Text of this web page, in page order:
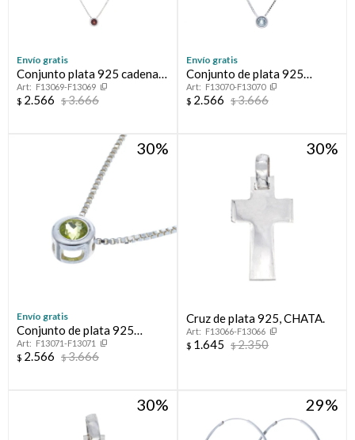
Envío gratis
Conjunto plata 925 cadena y
punto de luz GRANATE
F13069-F13069
$ 2.566 $3.666
Envío gratis
Conjunto de plata 925
cadena y punto de luz
TOPACIO CELESTE
F13070-F13070
$ 2.566 $3.666
30
Envío gratis
Conjunto de plata 925
cadena y punto de luz
PERIDOTO
F13071-F13071
$ 2.566 $3.666
30
Cruz de plata 925, CHATA.
F13066-F13066
$ 1.645 $2.350
30 29